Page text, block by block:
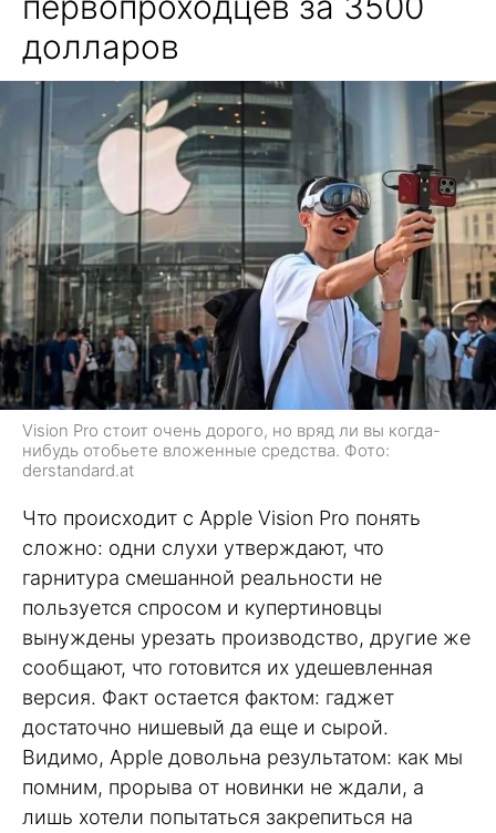
долларов
Vision Pro стоит очень дорого, но вряд ли вы когда-
нибудь отобьете вложенные средства. Фото:
derstandard.at
Что происходит с Apple Vision Pro понять
сложно: одни слухи утверждают, что
гарнитура смешанной реальности не
пользуется спросом и купертиновцы
вынуждены урезать производство, другие же
сообщают, что готовится их удешевленная
версия. Факт остается фактом: гаджет
достаточно нишевый да еще и сырой.
Видимо, Apple довольна результатом: как мы
помним, прорыва от новинки не ждали, а
лишь хотели попытаться закрепиться на